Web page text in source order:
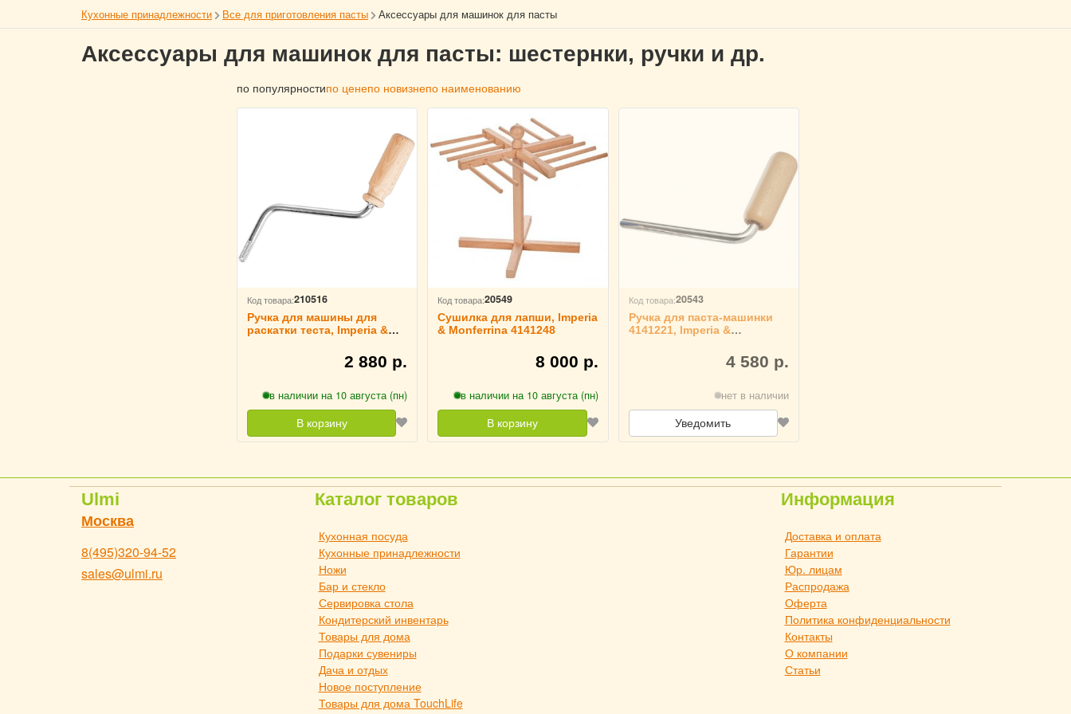
Кухонные принадлежности Все для приготовления пасты Аксессуары для машинок для пасты
Аксессуары для машинок для пасты: шестернки, ручки и др.
по популярностипо ценепо новизнепо наименованию
Код товара:210516
Ручка для машины для
раскатки теста, Imperia &
2 880 р.
в наличии на 10 августа (пн)
В корзину
Код товара:20549
Сушилка для лапши, Imperia
& Monferrina 4141248
8 000 р.
в наличии на 10 августа (пн)
В корзину
Код товара:20543
Ручка для паста-машинки
4141221, Imperia &
4 580 р.
нет в наличии
Уведомить
Ulmi
Москва
8(495)320-94-52
sales@ulmi.ru
Каталог товаров
Кухонная посуда
Кухонные принадлежности
Ножи
Бар и стекло
Сервировка стола
Кондитерский инвентарь
Товары для дома
Подарки сувениры
Дача и отдых
Новое поступление
Товары для дома TouchLife
Информация
Доставка и оплата
Гарантии
Юр. лицам
Распродажа
Оферта
Политика конфиденциальности
Контакты
О компании
Статьи